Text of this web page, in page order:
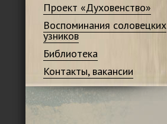
Проект «Духовенство»
Воспоминания соловецких
узников
Библиотека
Контакты, вакансии